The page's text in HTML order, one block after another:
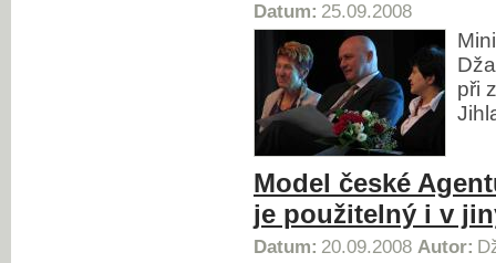
Datum: 25.09.2008
při
Model české
je použitelný i v
Datum: 20.09.2008 Autor: